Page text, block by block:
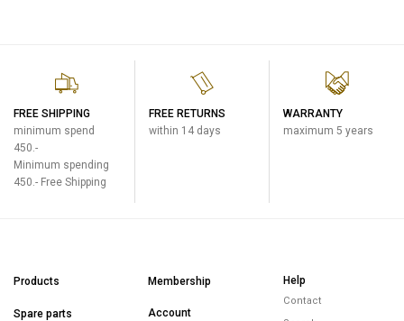
FREE SHIPPING
minimum spend
450.-
Minimum spending
450.- Free Shipping
FREE RETURNS
within 14 days
WARRANTY
maximum 5 years
Products
Spare parts
Membership
Account
Help
Contact